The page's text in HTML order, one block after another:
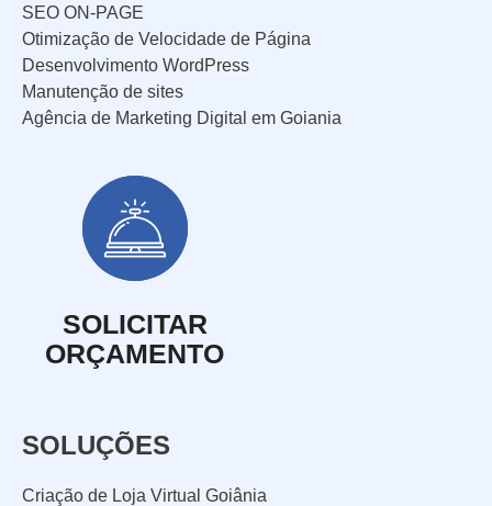
SEO ON-PAGE
Otimização de Velocidade de Página
Desenvolvimento WordPress
Manutenção de sites
Agência de Marketing Digital em Goiania
SOLICITAR
ORÇAMENTO
SOLUÇÕES
Criação de Loja Virtual Goiânia